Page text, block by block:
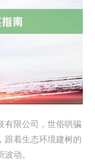
有限公司，世俗哄骗
跟着生态环境建树的
动。